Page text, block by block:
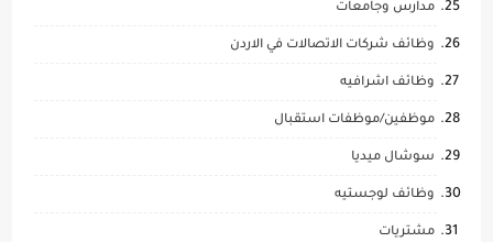
مدارس وجامعات
وظائف شركات الاتصالات في الاردن
وظائف اشرافيه
موظفين/موظفات استقبال
سوشال ميديا
وظائف لوجستيه
مشتريات